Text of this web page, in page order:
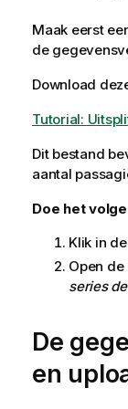
Maak eerst
de
Download
Tutorial:
Dit bestand
aantal
Doe het
Klik in
Open de
series
De
en